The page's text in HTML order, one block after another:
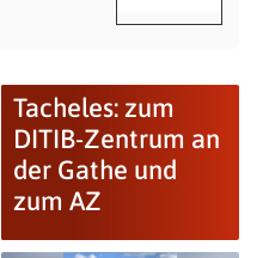
Tacheles: zum
DITIB-Zentrum an
der Gathe und
zum AZ